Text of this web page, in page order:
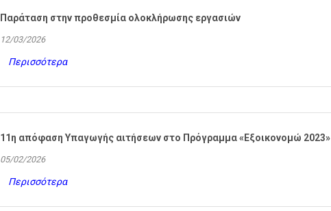
Παράταση στην προθεσμία ολοκλήρωσης εργασιών
12/03/2026
Περισσότερα
11η απόφαση Υπαγωγής αιτήσεων στο Πρόγραμμα «Εξοικονομώ 2023»
05/02/2026
Περισσότερα